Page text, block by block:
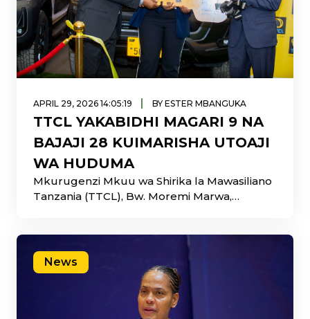
APRIL 29, 2026 14:05:19 | BY ESTER MBANGUKA
TTCL YAKABIDHI MAGARI 9 NA
BAJAJI 28 KUIMARISHA UTOAJI
WA HUDUMA
Mkurugenzi Mkuu wa Shirika la Mawasiliano
Tanzania (TTCL), Bw. Moremi Marwa,
Vitengo, ikiwa ni sehemu ya juhudi za
kuimarisha utekelezaji wa majukumu ya
Shirika na kuboresha utoaji wa huduma kwa
News